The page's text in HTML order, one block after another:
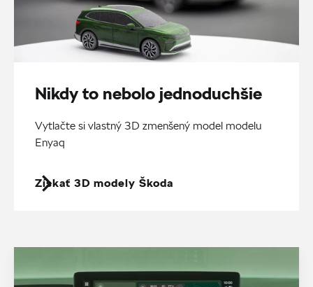
Nikdy to nebolo jednoduchšie
Vytlačte si vlastný 3D zmenšený model modelu
Enyaq
Získať 3D modely Škoda